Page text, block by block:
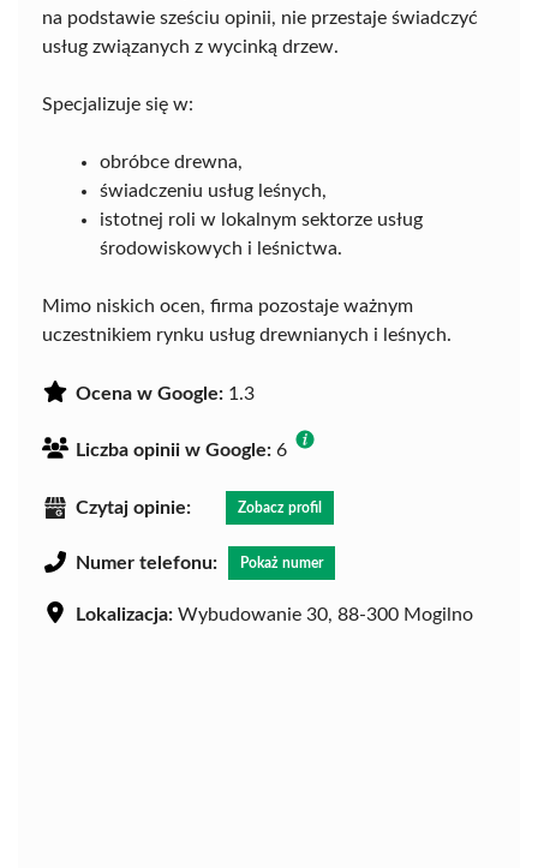
na podstawie sześciu opinii, nie przestaje świadczyć
usług związanych z wycinką drzew.
Specjalizuje się w:
obróbce drewna,
świadczeniu usług leśnych,
istotnej roli w lokalnym sektorze usług
środowiskowych i leśnictwa.
Mimo niskich ocen, firma pozostaje ważnym
uczestnikiem rynku usług drewnianych i leśnych.
Ocena w Google: 1.3
Liczba opinii w Google: 6
Czytaj opinie: Zobacz profil
Numer telefonu: Pokaż numer
Lokalizacja: Wybudowanie 30, 88-300 Mogilno